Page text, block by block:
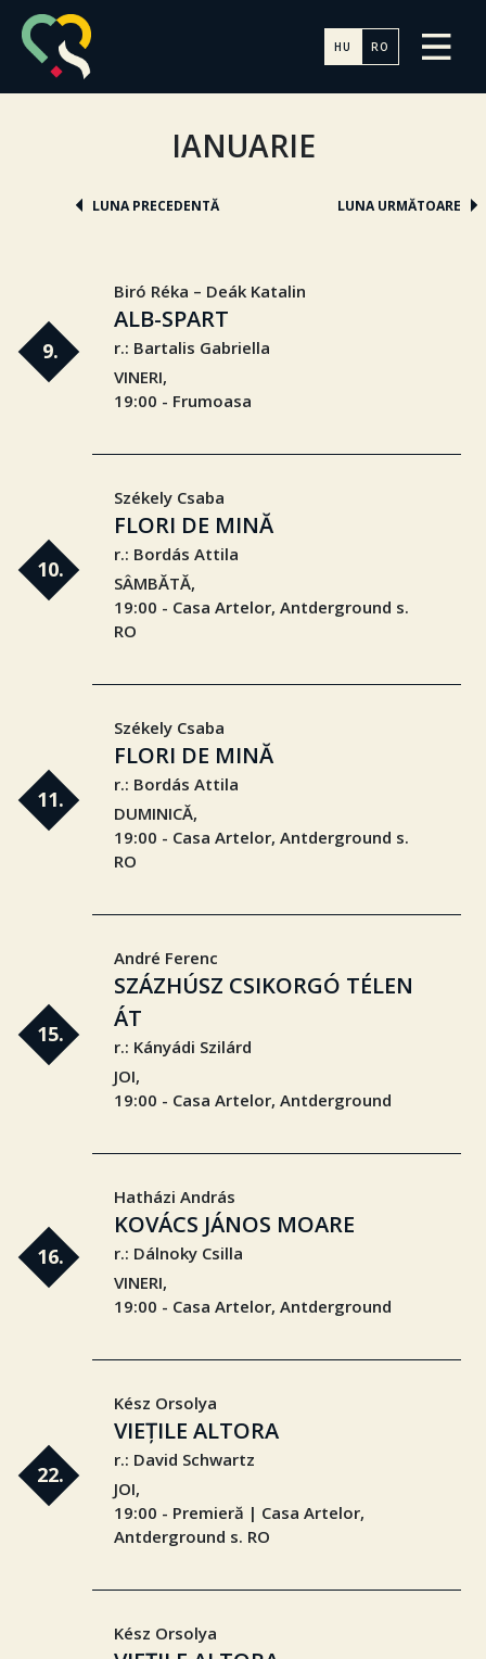
HU RO
IANUARIE
LUNA PRECEDENTĂ LUNA URMĂTOARE
9.
Biró Réka – Deák Katalin
ALB-SPART
r.: Bartalis Gabriella
VINERI,
19:00 - Frumoasa
10.
Székely Csaba
FLORI DE MINĂ
r.: Bordás Attila
SÂMBĂTĂ,
19:00 - Casa Artelor, Antderground s.
RO
11.
Székely Csaba
FLORI DE MINĂ
r.: Bordás Attila
DUMINICĂ,
19:00 - Casa Artelor, Antderground s.
RO
15.
André Ferenc
SZÁZHÚSZ CSIKORGÓ TÉLEN
ÁT
r.: Kányádi Szilárd
JOI,
19:00 - Casa Artelor, Antderground
16.
Hatházi András
KOVÁCS JÁNOS MOARE
r.: Dálnoky Csilla
VINERI,
19:00 - Casa Artelor, Antderground
22.
Kész Orsolya
VIEȚILE ALTORA
r.: David Schwartz
JOI,
19:00 - Premieră | Casa Artelor,
Antderground s. RO
Kész Orsolya